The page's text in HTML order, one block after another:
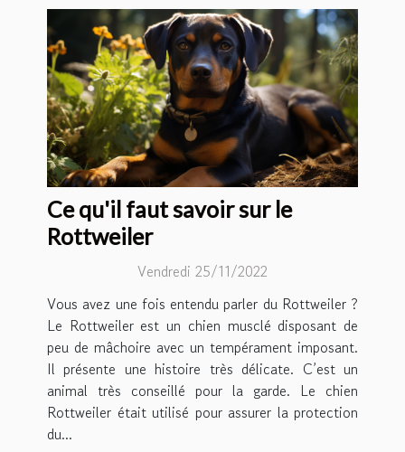
Ce qu'il faut savoir sur le
Rottweiler
Vendredi 25/11/2022
Vous avez une fois entendu parler du Rottweiler ?
Le Rottweiler est un chien musclé disposant de
peu de mâchoire avec un tempérament imposant.
Il présente une histoire très délicate. C’est un
animal très conseillé pour la garde. Le chien
Rottweiler était utilisé pour assurer la protection
du...